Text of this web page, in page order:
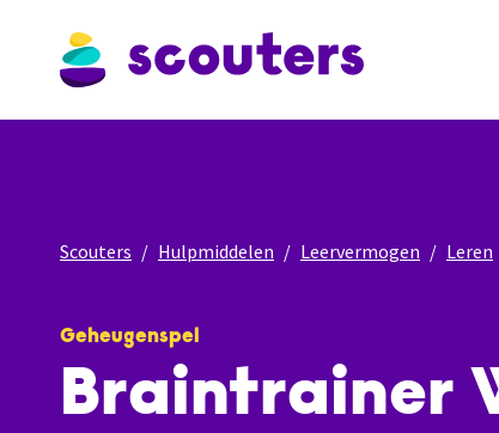
Scouters Hulpmiddelen Leervermogen Leren
Geheugenspel
Braintrainer